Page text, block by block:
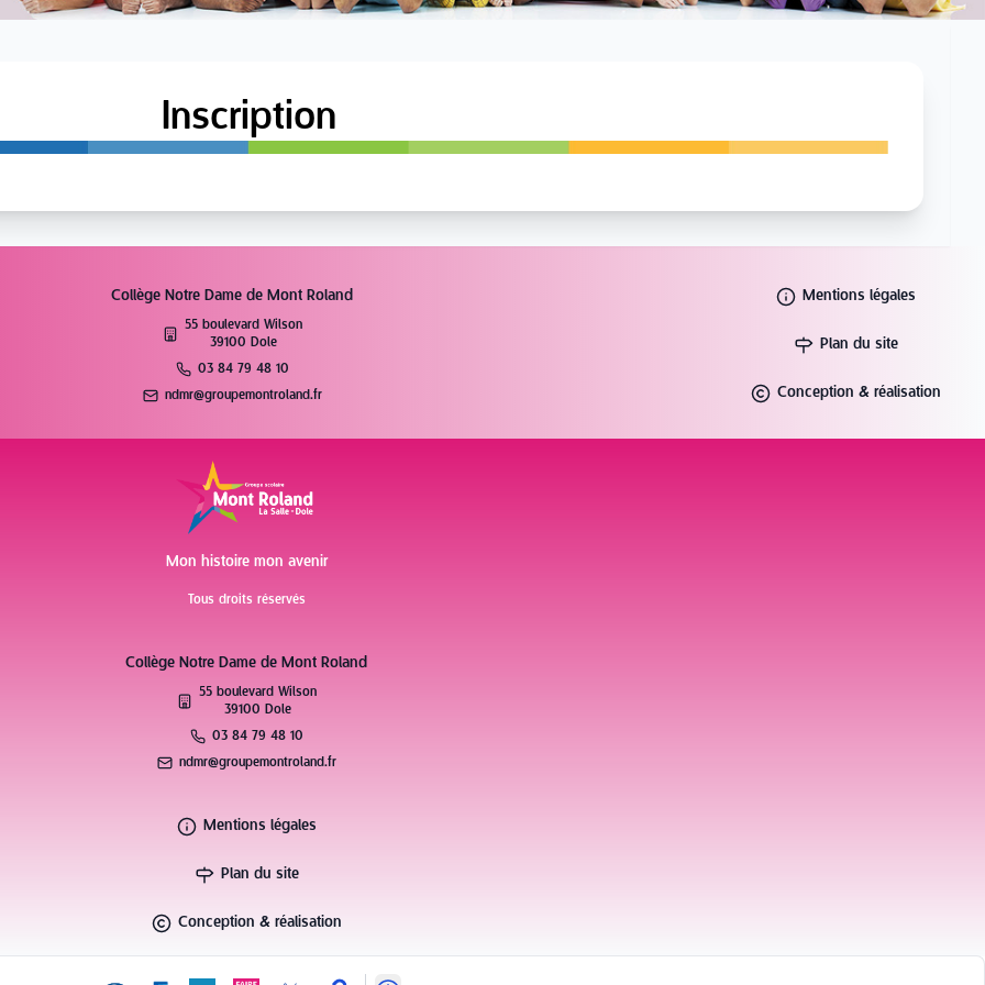
Inscription
Collège Notre Dame de Mont Roland
55 boulevard Wilson
39100 Dole
03 84 79 48 10
ndmr@groupemontroland.fr
Mentions légales
Plan du site
Conception & réalisation
Mon histoire mon avenir
Tous droits réservés
Collège Notre Dame de Mont Roland
55 boulevard Wilson
39100 Dole
03 84 79 48 10
ndmr@groupemontroland.fr
Mentions légales
Plan du site
Conception & réalisation